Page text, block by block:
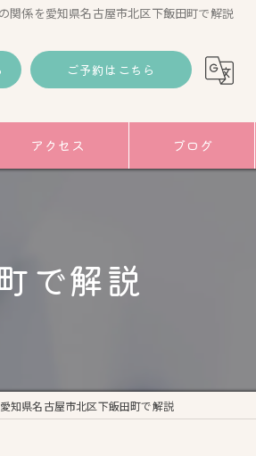
関係を愛知県名古屋市北区下飯田町で解説
ご予約はこちら
アクセス ブログ
で解説
知県名古屋市北区下飯田町で解説